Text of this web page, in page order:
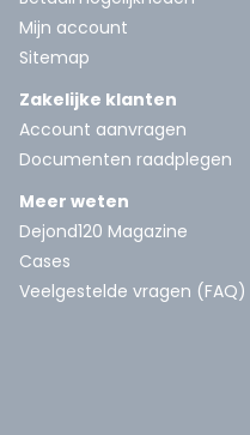
Mijn account
Sitemap
Zakelijke klanten
Account aanvragen
Documenten raadplegen
Meer weten
Dejond120 Magazine
Cases
Veelgestelde vragen (FAQ)